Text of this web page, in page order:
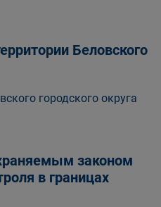
Беловского
городского округа
законом
в границах